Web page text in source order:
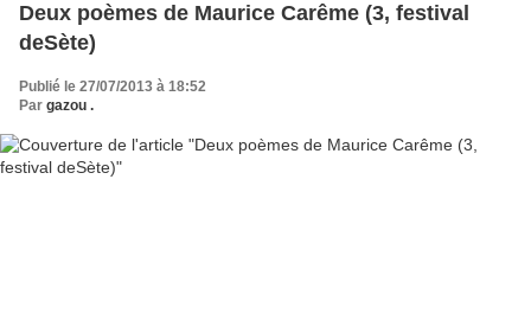
Deux poèmes de Maurice Carême (3, festival
deSète)
Publié le 27/07/2013 à 18:52
Par gazou .